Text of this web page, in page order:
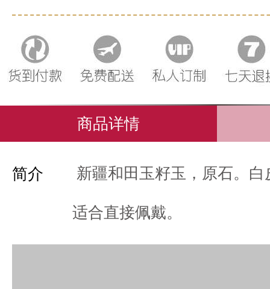
商品详情
简介 新疆和田玉籽玉，原石。
适合直接佩戴。